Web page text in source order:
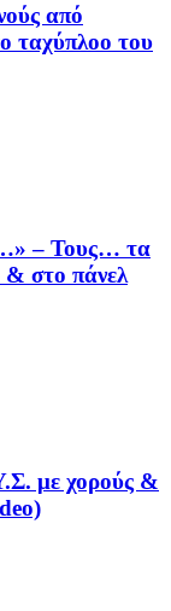
από
ταχύπλοο του
– Τους… τα
στο πάνελ
με χορούς &